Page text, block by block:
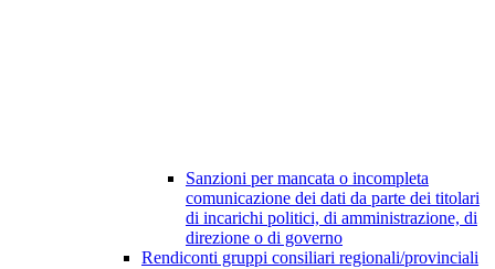
Sanzioni per mancata o incompleta
comunicazione dei dati da parte dei titolari
di incarichi politici, di amministrazione, di
direzione o di governo
Rendiconti gruppi consiliari regionali/provinciali